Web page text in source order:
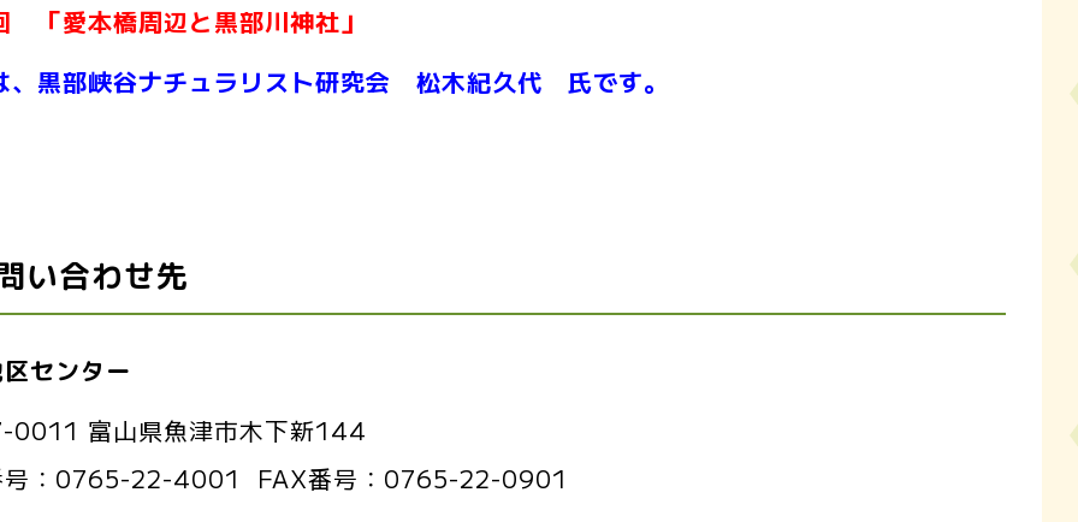
「愛本橋周辺と黒部川神社」
、黒部峡谷ナチュラリスト研究会 松木紀久代 氏です。
い合わせ先
センター
0011 富山県魚津市木下新144
： 0765-22-4001 FAX番号： 0765-22-0901